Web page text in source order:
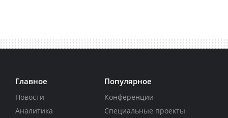
Главное
Новости
Аналитика
Популярное
Конференции
Специальные проекты